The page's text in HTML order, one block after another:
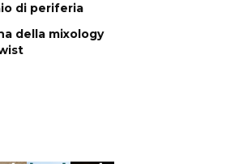
di periferia
della mixology